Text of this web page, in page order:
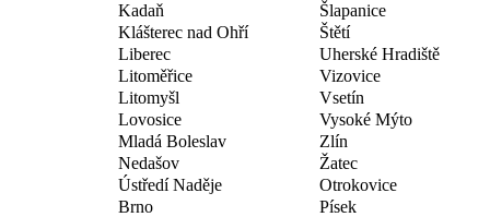
Kadaň
Klášterec nad Ohří
Liberec
Litoměřice
Litomyšl
Lovosice
Mladá Boleslav
Nedašov
Šlapanice
Štětí
Uherské Hradiště
Vizovice
Vsetín
Vysoké Mýto
Zlín
Žatec
Ústředí Naděje
Brno
Otrokovice
Písek